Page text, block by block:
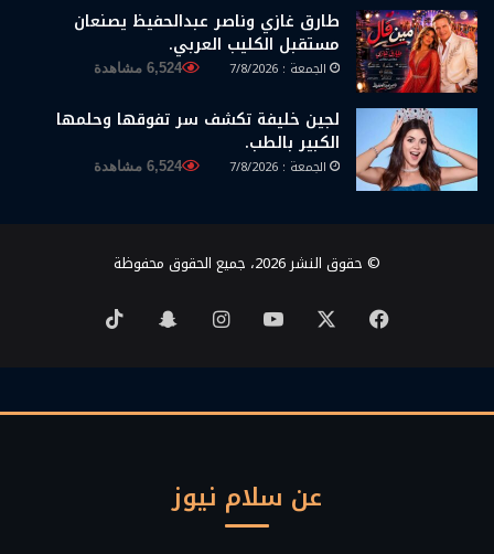
طارق غازي وناصر عبدالحفيظ يصنعان
مستقبل الكليب العربي.
الجمعة : 7/8/2026 6,524 مشاهدة
لجين خليفة تكشف سر تفوقها وحلمها
الكبير بالطب.
الجمعة : 7/8/2026 6,524 مشاهدة
© حقوق النشر 2026، جميع الحقوق محفوظة
فيسبوك ‫YouTubeانستقرامسناب
عن سلام نيوز